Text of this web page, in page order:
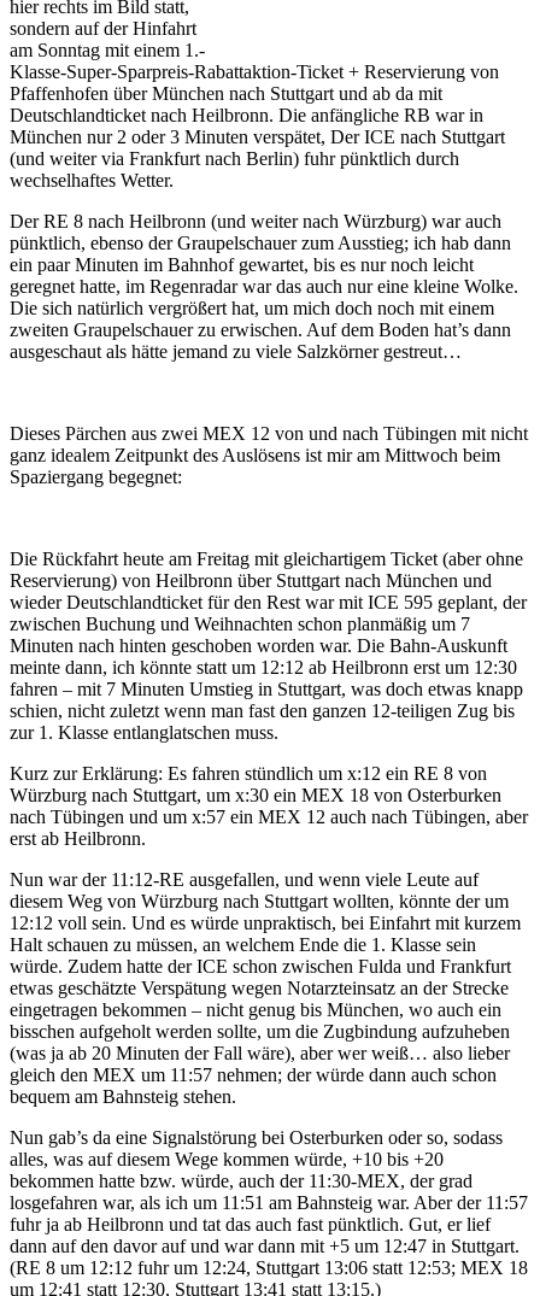
hier rechts im Bild statt,
sondern auf der Hinfahrt
am Sonntag mit einem 1.-
Klasse-Super-Sparpreis-Rabattaktion-Ticket + Reservierung von
Pfaffenhofen über München nach Stuttgart und ab da mit
Deutschlandticket nach Heilbronn. Die anfängliche RB war in
München nur 2 oder 3 Minuten verspätet, Der ICE nach Stuttgart
(und weiter via Frankfurt nach Berlin) fuhr pünktlich durch
wechselhaftes Wetter.
Der RE 8 nach Heilbronn (und weiter nach Würzburg) war auch
pünktlich, ebenso der Graupelschauer zum Ausstieg; ich hab dann
ein paar Minuten im Bahnhof gewartet, bis es nur noch leicht
geregnet hatte, im Regenradar war das auch nur eine kleine Wolke.
Die sich natürlich vergrößert hat, um mich doch noch mit einem
zweiten Graupelschauer zu erwischen. Auf dem Boden hat’s dann
ausgeschaut als hätte jemand zu viele Salzkörner gestreut…
Dieses Pärchen aus zwei MEX 12 von und nach Tübingen mit nicht
ganz idealem Zeitpunkt des Auslösens ist mir am Mittwoch beim
Spaziergang begegnet:
Die Rückfahrt heute am Freitag mit gleichartigem Ticket (aber ohne
Reservierung) von Heilbronn über Stuttgart nach München und
wieder Deutschlandticket für den Rest war mit ICE 595 geplant, der
zwischen Buchung und Weihnachten schon planmäßig um 7
Minuten nach hinten geschoben worden war. Die Bahn-Auskunft
meinte dann, ich könnte statt um 12:12 ab Heilbronn erst um 12:30
fahren – mit 7 Minuten Umstieg in Stuttgart, was doch etwas knapp
schien, nicht zuletzt wenn man fast den ganzen 12-teiligen Zug bis
zur 1. Klasse entlanglatschen muss.
Kurz zur Erklärung: Es fahren stündlich um x:12 ein RE 8 von
Würzburg nach Stuttgart, um x:30 ein MEX 18 von Osterburken
nach Tübingen und um x:57 ein MEX 12 auch nach Tübingen, aber
erst ab Heilbronn.
Nun war der 11:12-RE ausgefallen, und wenn viele Leute auf
diesem Weg von Würzburg nach Stuttgart wollten, könnte der um
12:12 voll sein. Und es würde unpraktisch, bei Einfahrt mit kurzem
Halt schauen zu müssen, an welchem Ende die 1. Klasse sein
würde. Zudem hatte der ICE schon zwischen Fulda und Frankfurt
etwas geschätzte Verspätung wegen Notarzteinsatz an der Strecke
eingetragen bekommen – nicht genug bis München, wo auch ein
bisschen aufgeholt werden sollte, um die Zugbindung aufzuheben
(was ja ab 20 Minuten der Fall wäre), aber wer weiß… also lieber
gleich den MEX um 11:57 nehmen; der würde dann auch schon
bequem am Bahnsteig stehen.
Nun gab’s da eine Signalstörung bei Osterburken oder so, sodass
alles, was auf diesem Wege kommen würde, +10 bis +20
bekommen hatte bzw. würde, auch der 11:30-MEX, der grad
losgefahren war, als ich um 11:51 am Bahnsteig war. Aber der 11:57
fuhr ja ab Heilbronn und tat das auch fast pünktlich. Gut, er lief
dann auf den davor auf und war dann mit +5 um 12:47 in Stuttgart.
(RE 8 um 12:12 fuhr um 12:24, Stuttgart 13:06 statt 12:53; MEX 18
um 12:41 statt 12:30, Stuttgart 13:41 statt 13:15.)